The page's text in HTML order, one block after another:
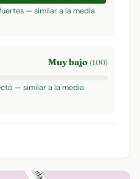
— similar a la media
Muy bajo (100)
— similar a la media